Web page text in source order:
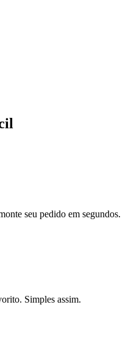
seu pedido em segundos.
Simples assim.